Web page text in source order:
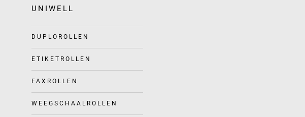
UNIWELL
DUPLOROLLEN
ETIKETROLLEN
FAXROLLEN
WEEGSCHAALROLLEN